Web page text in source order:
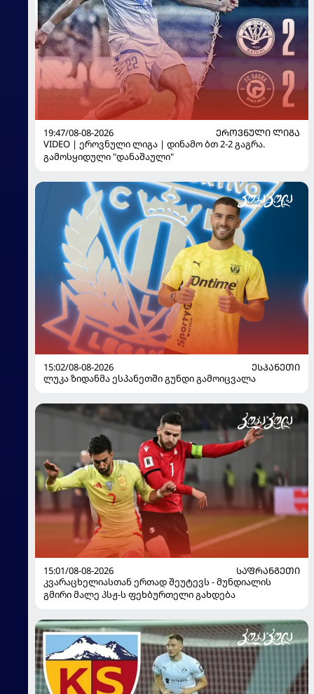
19:47/08-08-2026
ᲔᲠᲝᲕᲜᲣᲚᲘ ᲚᲘᲒᲐ
VIDEO | ეროვნული ლიგა | დინამო ბთ 2-2 გაგრა.
გამოსყიდული "დანაშაული"
15:02/08-08-2026
ᲔᲡᲞᲐᲜᲔᲗᲘ
ლუკა ზიდანმა ესპანეთში გუნდი გამოიცვალა
15:01/08-08-2026
ᲡᲐᲤᲠᲐᲜᲒᲔᲗᲘ
კვარაცხელიასთან ერთად შეუტევს - მუნდიალის
გმირი მალე პსჟ-ს ფეხბურთელი გახდება